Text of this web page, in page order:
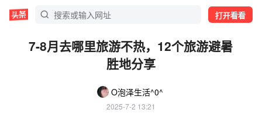
打开看看
7-8月去哪里旅游不热，12个旅游避暑
胜地分享
O泡泽生活^0^
2025-7-2 13:21